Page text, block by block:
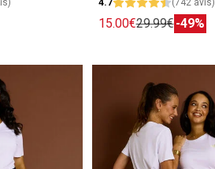
4.7 (742 avis)
15.00€29.99€-49%